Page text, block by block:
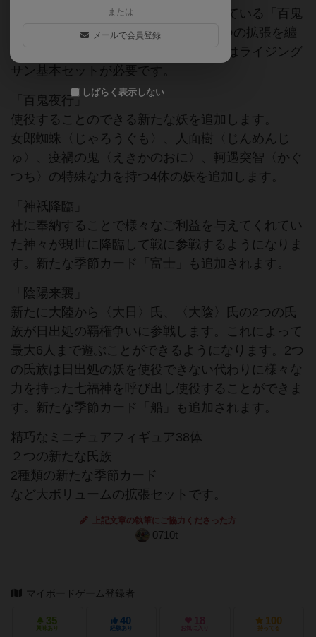
ライジングサンの拡張のうち発売されている「百鬼
夜行」「神祇降臨」「陰陽来襲」の3つの拡張を纏
めた大拡張セットです。プレイするにはライジング
サン基本セットが必要です。
「百鬼夜行」
使役することのできる新たな妖を追加します。
女郎蜘蛛〈じゃろうぐも〉、人面樹〈じんめんじ
ゅ〉、疫禍の鬼〈えきかのおに〉、軻遇突智〈かぐ
つち〉の特殊な力を持つ4体の妖を追加します。
「神祇降臨」
社に奉納することで様々なご利益を与えてくれてい
た神々が現世に降臨して戦に参戦するようになりま
す。新たな季節カード「富士」も追加されます。
「陰陽来襲」
新たに大陸から〈大日〉氏、〈大陰〉氏の2つの氏
族が日出処の覇権争いに参戦します。これによって
最大6人まで遊ぶことができるようになります。2つ
の氏族は日出処の妖を使役できない代わりに様々な
力を持った七福神を呼び出し使役することができま
す。新たな季節カード「船」も追加されます。
精巧なミニチュアフィギュア38体
２つの新たな氏族
2種類の新たな季節カード
など大ボリュームの拡張セットです。
上記文章の執筆にご協力くださった方
0710t
マイボードゲーム登録者
35
興味あり
40
経験あり
18
お気に入り
100
持ってる
または
メールで会員登録
しばらく表示しない